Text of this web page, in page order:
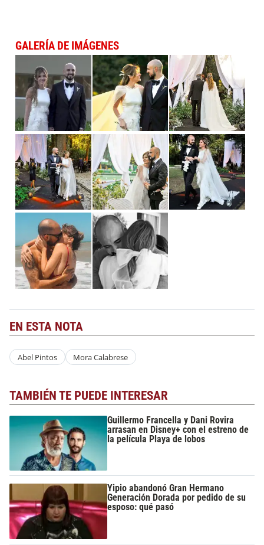
GALERÍA DE IMÁGENES
EN ESTA NOTA
Abel Pintos Mora Calabrese
TAMBIÉN TE PUEDE INTERESAR
Guillermo Francella y Dani Rovira
arrasan en Disney+ con el estreno de
la película Playa de lobos
Yipio abandonó Gran Hermano
Generación Dorada por pedido de su
esposo: qué pasó